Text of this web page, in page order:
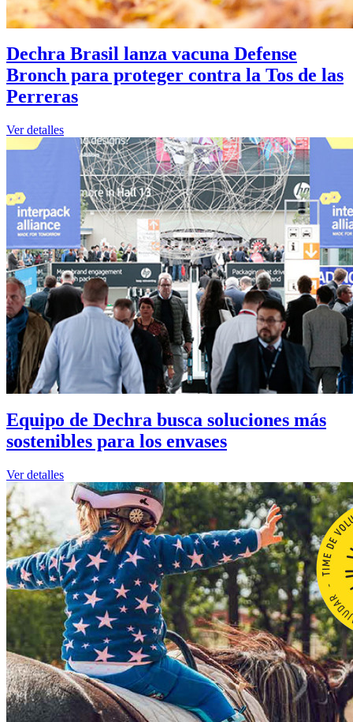
Dechra Brasil lanza vacuna Defense
Bronch para proteger contra la Tos de las
Perreras
Ver detalles
Equipo de Dechra busca soluciones más
sostenibles para los envases
Ver detalles